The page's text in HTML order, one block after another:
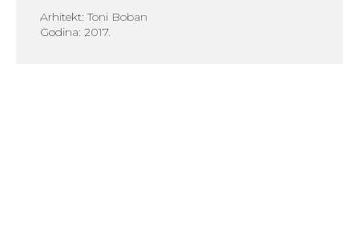
Arhitekt: Toni Boban
Godina: 2017.